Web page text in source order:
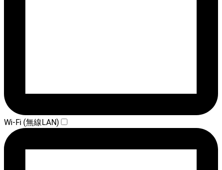
Wi-Fi (無線LAN)